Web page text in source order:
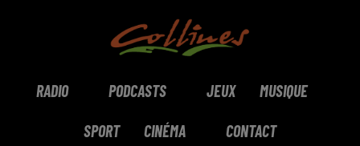
RADIO PODCASTS JEUX MUSIQUE
SPORT CINÉMA CONTACT